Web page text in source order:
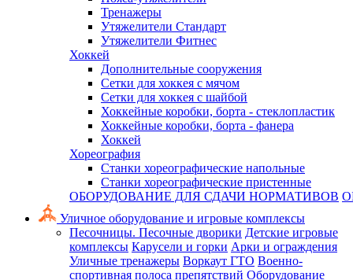
Тренажеры
Утяжелители Стандарт
Утяжелители Фитнес
Хоккей
Дополнительные сооружения
Сетки для хоккея с мячом
Сетки для хоккея с шайбой
Хоккейные коробки, борта - стеклопластик
Хоккейные коробки, борта - фанера
Хоккей
Хореография
Станки хореографические напольные
Станки хореографические пристенные
ОБОРУДОВАНИЕ ДЛЯ СДАЧИ НОРМАТИВОВ
Уличное оборудование и игровые комплексы
Песочницы. Песочные дворики Детские игровые
комплексы Карусели и горки Арки и ограждения
Уличные тренажеры Воркаут ГТО Военно-
спортивная полоса препятствий Оборудование